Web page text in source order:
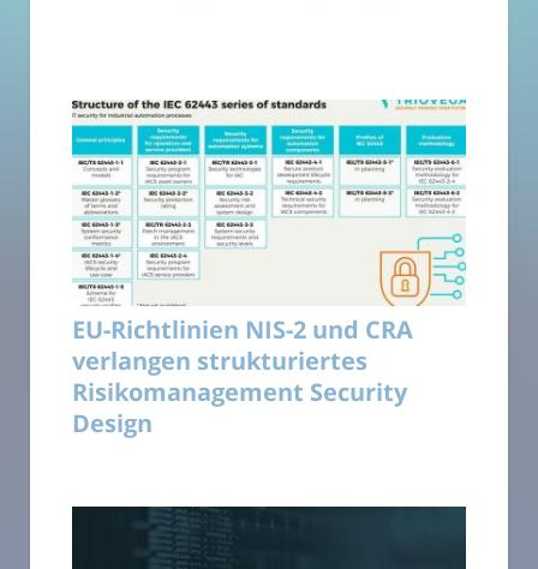
EU-Richtlinien NIS-2 und CRA
verlangen strukturiertes
Risikomanagement Security
Design